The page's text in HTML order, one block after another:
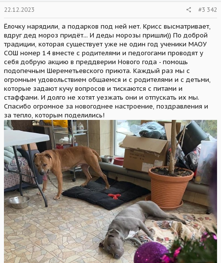
s
:
22.12.2023 #3 342
Ёлочку нарядили, а подарков под ней нет. Крисс высматривает,
вдруг дед мороз придёт... И деды морозы пришли)) По доброй
традиции, которая существует уже не один год ученики МАОУ
СОШ номер 14 вместе с родителями и педогогами проводят у
себя добрую акцию в преддверии Нового года - помощь
подопечным Шереметьевского приюта. Каждый раз мы с
огромным удовольствием общаемся и с родителями и с детьми,
которые задают кучу вопросов и тискаются с питами и
стаффами. И долго не хотят уезжать они и отпускать их мы.
Спасибо огромное за новогоднее настроение, поздравления и
за тепло, которым поделились!